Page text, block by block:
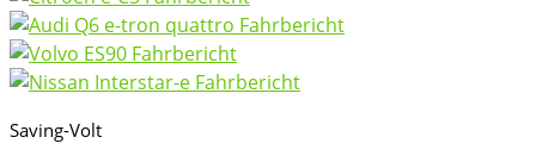
Saving-Volt